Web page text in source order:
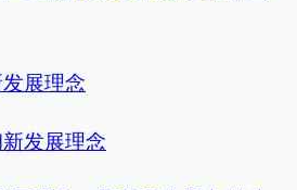
展理念
发展理念